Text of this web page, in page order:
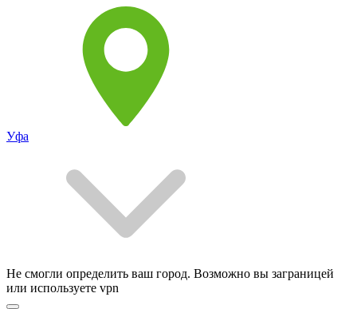
Уфа
Не смогли определить ваш город. Возможно вы заграницей
или используете vpn